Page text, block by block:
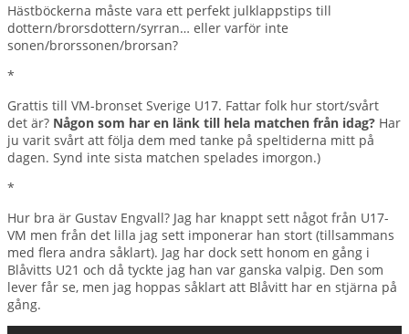
Hästböckerna måste vara ett perfekt julklappstips till
dottern/brorsdottern/syrran… eller varför inte
sonen/brorssonen/brorsan?
*
Grattis till VM-bronset Sverige U17. Fattar folk hur stort/svårt
det är? Någon som har en länk till hela matchen från idag? Har
ju varit svårt att följa dem med tanke på speltiderna mitt på
dagen. Synd inte sista matchen spelades imorgon.)
*
Hur bra är Gustav Engvall? Jag har knappt sett något från U17-
VM men från det lilla jag sett imponerar han stort (tillsammans
med flera andra såklart). Jag har dock sett honom en gång i
Blåvitts U21 och då tyckte jag han var ganska valpig. Den som
lever får se, men jag hoppas såklart att Blåvitt har en stjärna på
gång.